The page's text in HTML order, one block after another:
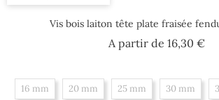
Vis bois laiton tête plate fraisée
A partir de 16,30 €Prix
16 mm 20 mm 25 mm 30 mm